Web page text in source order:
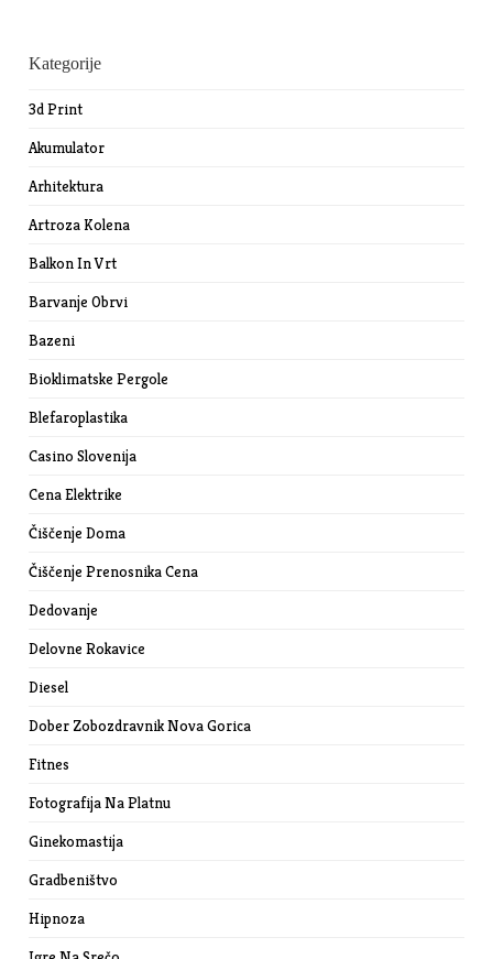
Kategorije
3d Print
Akumulator
Arhitektura
Artroza Kolena
Balkon In Vrt
Barvanje Obrvi
Bazeni
Bioklimatske Pergole
Blefaroplastika
Casino Slovenija
Cena Elektrike
Čiščenje Doma
Čiščenje Prenosnika Cena
Dedovanje
Delovne Rokavice
Diesel
Dober Zobozdravnik Nova Gorica
Fitnes
Fotografija Na Platnu
Ginekomastija
Gradbeništvo
Hipnoza